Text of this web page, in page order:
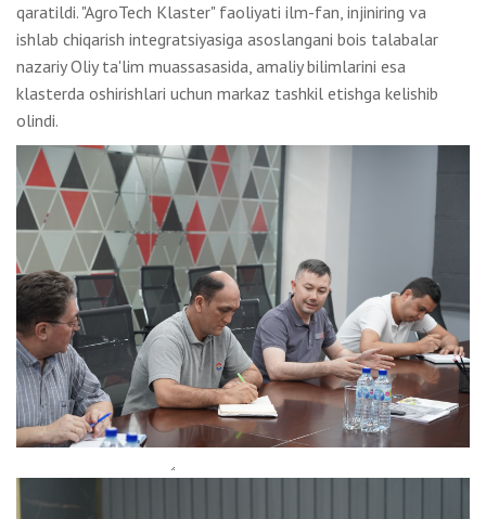
qaratildi. "AgroTech Klaster" faoliyati ilm-fan, injiniring va
ishlab chiqarish integratsiyasiga asoslangani bois talabalar
nazariy Oliy ta'lim muassasasida, amaliy bilimlarini esa
klasterda oshirishlari uchun markaz tashkil etishga kelishib
olindi.